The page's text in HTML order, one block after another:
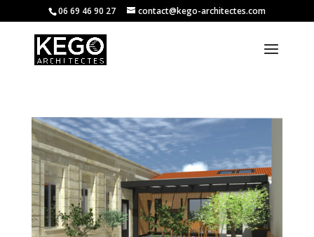
06 69 46 90 27 contact@kego-architectes.com